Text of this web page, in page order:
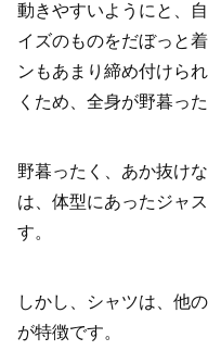
動きやすいようにと、
イズのものをだぼっと
ンもあまり締め付けら
くため、全身が野暮っ
野暮ったく、あか抜け
は、体型にあったジャ
す。
しかし、シャツは、他
が特徴です。